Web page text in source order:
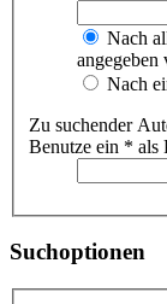
Nach
angegeben
Nach
Zu suchender
Benutze ein * als
Suchoptionen